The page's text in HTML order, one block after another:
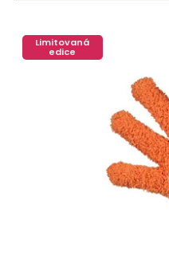
Limitovaná
edice